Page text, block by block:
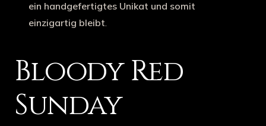
ein handgefertigtes Unikat und somit
einzigartig bleibt.
Bloody Red
Sunday